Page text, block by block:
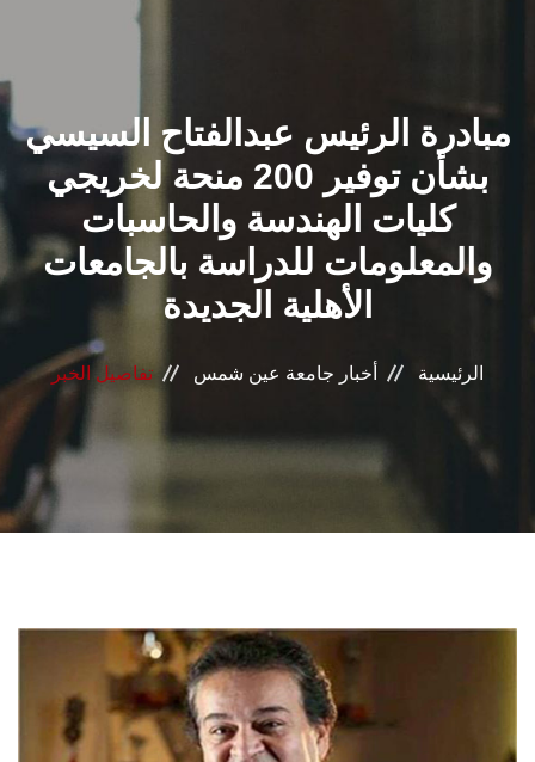
الشئون الأكاديمية
البحث العلمي
الرعاية الصحية
المراكز والوحدات
الأنظمة الذكية
الإعلام
تواصل معنا
الدراسات العليا
مبادرة الرئيس عبدالفتاح السيسي
بشأن توفير 200 منحة لخريجي
كليات الهندسة والحاسبات
والمعلومات للدراسة بالجامعات
الأهلية الجديدة
الرئيسية أخبار جامعة عين شمس تفاصيل الخبر